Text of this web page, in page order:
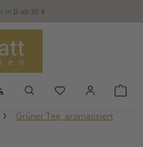
in D ab 35 €
Werkzeugleiste anzeigen
Du hast 0
Grüner Tee, aromatisiert